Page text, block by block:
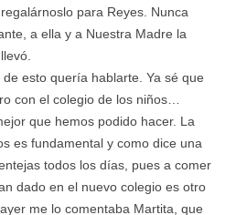
para Reyes. Nunca
a ella y a Nuestra Madre la
esto quería hablarte. Ya sé que
con el colegio de los niños…
que hemos podido hacer. La
es fundamental y como dice una
todos los días, pues a comer
dado en el nuevo colegio es otro
me lo comentaba Martita, que